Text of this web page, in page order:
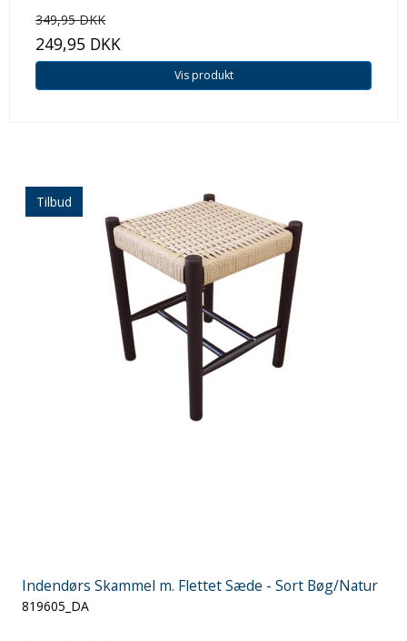
349,95 DKK
249,95 DKK
Vis produkt
Tilbud
Indendørs Skammel m. Flettet Sæde - Sort Bøg/Natur
819605_DA